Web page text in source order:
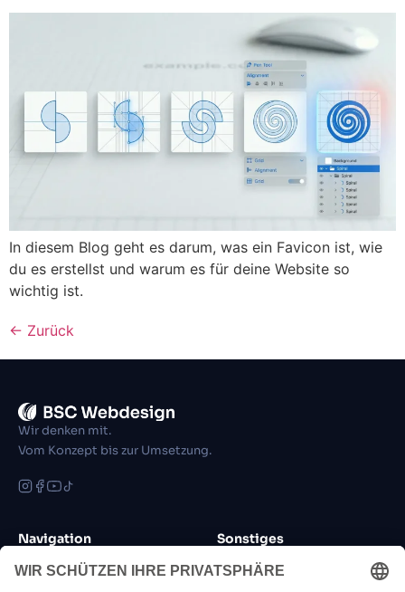
In diesem Blog geht es darum, was ein Favicon ist, wie
du es erstellst und warum es für deine Website so
wichtig ist.
← Zurück
Wir denken mit.
Vom Konzept bis zur Umsetzung.
Navigation
Leistungen
Sonstiges
Blog